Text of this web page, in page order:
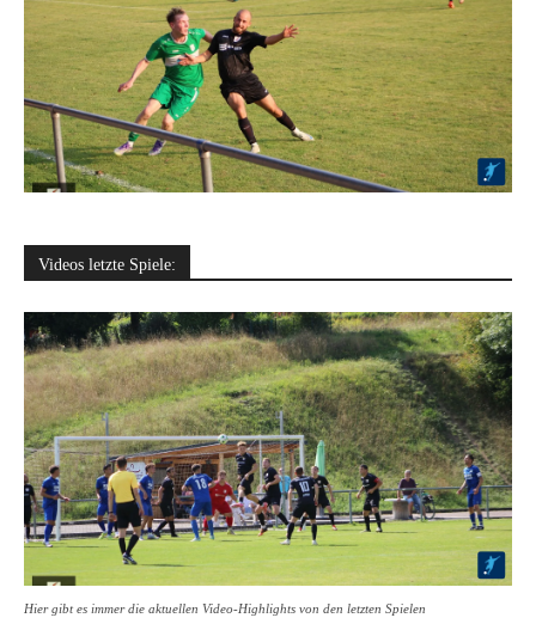
Videos letzte Spiele:
Hier gibt es immer die aktuellen Video-Highlights von den letzten Spielen